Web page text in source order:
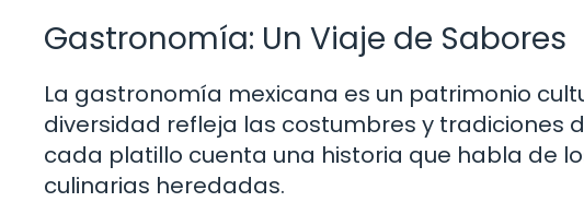
Gastronomía: Un Viaje de Sabores
La gastronomía mexicana es un patrimonio
diversidad refleja las costumbres y tradiciones
cada platillo cuenta una historia que habla de
culinarias heredadas.